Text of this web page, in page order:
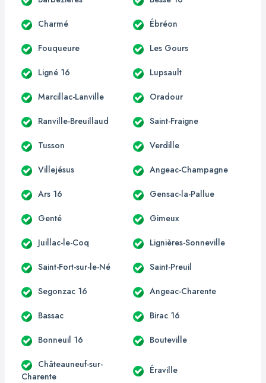
Charmé Ébréon
Fouqueure Les Gours
Ligné 16 Lupsault
Marcillac-Lanville Oradour
Ranville-Breuillaud Saint-Fraigne
Tusson Verdille
Villejésus Angeac-Champagne
Ars 16 Gensac-la-Pallue
Genté Gimeux
Juillac-le-Coq Lignières-Sonneville
Saint-Fort-sur-le-Né Saint-Preuil
Segonzac 16 Angeac-Charente
Bassac Birac 16
Bonneuil 16 Bouteville
Châteauneuf-sur-
Charente
Éraville